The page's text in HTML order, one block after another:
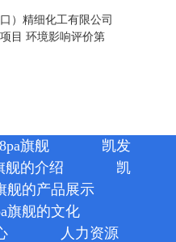
）精细化工有限公司
目 环境影响评价第
旗舰
凯发
舰的介绍
凯
舰的产品展示
旗舰的文化
人力资源